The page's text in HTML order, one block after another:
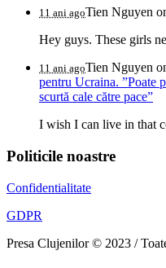
11 ani agoTien Nguyen
Hey guys. These girls
11 ani agoTien Nguyen
pentru Ucraina. ”Poate
scurtă cale către pace”
I wish I can live in that
Politicile noastre
Confidentialitate
GDPR
Presa Clujenilor © 2023 /